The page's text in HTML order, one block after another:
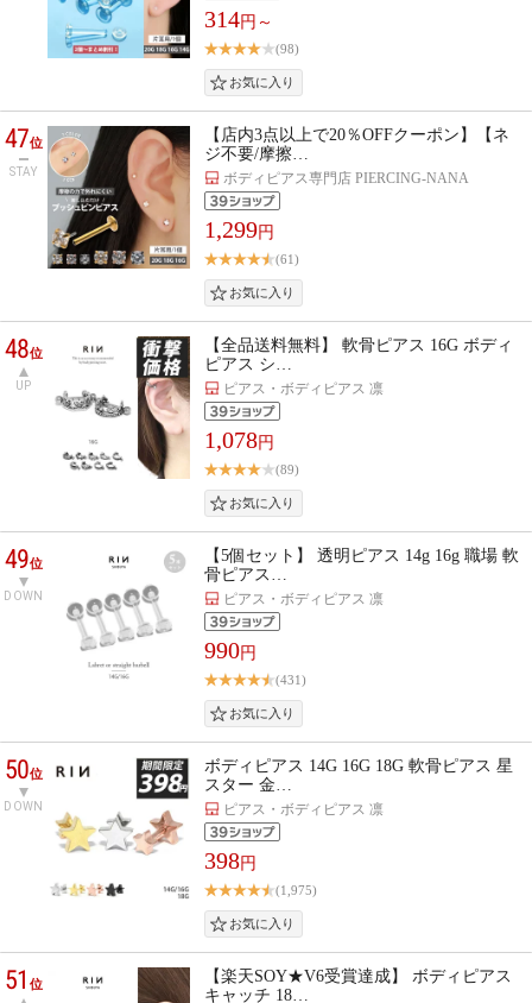
314円～
(98)
47位
STAY
【店内3点以上で20％OFFクーポン】【ネ
ジ不要/摩擦…
ボディピアス専門店 PIERCING-NANA
1,299円
(61)
48位
UP
【全品送料無料】 軟骨ピアス 16G ボディ
ピアス シ…
ピアス・ボディピアス 凛
1,078円
(89)
49位
DOWN
【5個セット】 透明ピアス 14g 16g 職場 軟
骨ピアス…
ピアス・ボディピアス 凛
990円
(431)
50位
DOWN
ボディピアス 14G 16G 18G 軟骨ピアス 星
スター 金…
ピアス・ボディピアス 凛
398円
(1,975)
51位
【楽天SOY★V6受賞達成】 ボディピアス
キャッチ 18…